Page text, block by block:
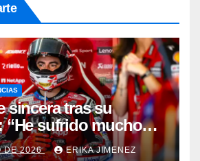
sincera tras su
“He sufrido mucho
año y medio”
DE 2026 ERIKA JIMENEZ